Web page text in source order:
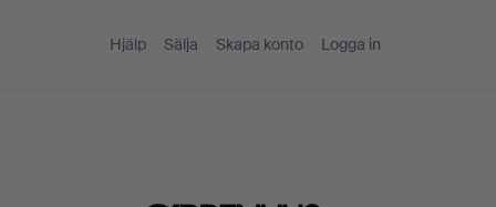
Hjälp Sälja Skapa konto Logga in